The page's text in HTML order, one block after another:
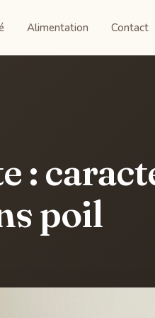
Alimentation Contact
:
poil